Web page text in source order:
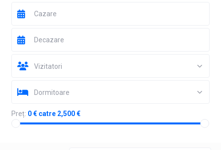
Vizitatori
Dormitoare
Preț: 0 € catre 2,500 €